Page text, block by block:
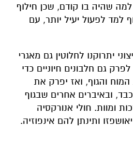
שהיה בו קודם, שכן חילוף
למד לפעול יעיל יותר, עם
יתרוקנו לחלוטין גם מאגרי
גם חלבונים חיוניים כדי
והגוף, ואז יפרק את
ובאיברים אחרים שבגוף
ומוות. חולי אנורקסיה
ותינתן להם אינפוזיה.